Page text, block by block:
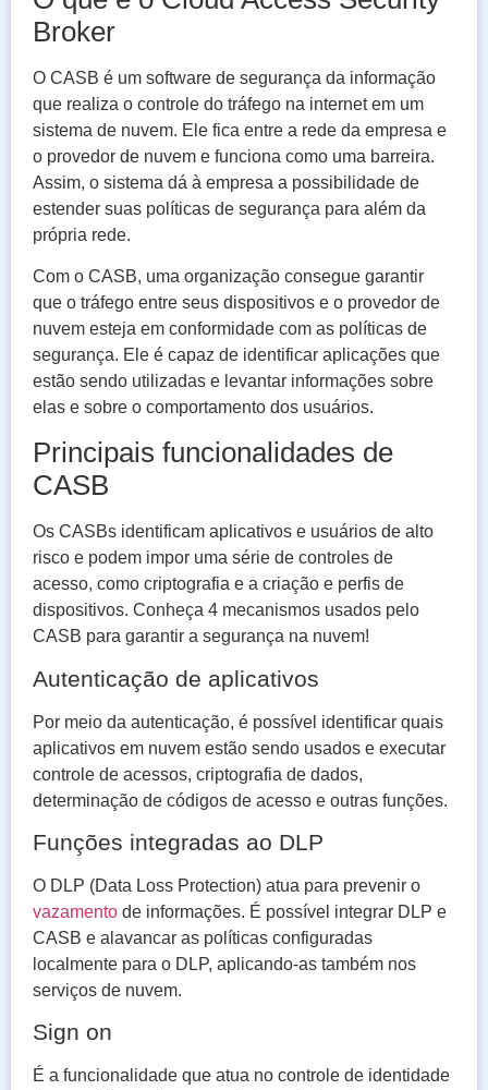
Broker
O CASB é um software de segurança da informação
que realiza o controle do tráfego na internet em um
sistema de nuvem. Ele fica entre a rede da empresa e
o provedor de nuvem e funciona como uma barreira.
Assim, o sistema dá à empresa a possibilidade de
estender suas políticas de segurança para além da
própria rede.
Com o CASB, uma organização consegue garantir
que o tráfego entre seus dispositivos e o provedor de
nuvem esteja em conformidade com as políticas de
segurança. Ele é capaz de identificar aplicações que
estão sendo utilizadas e levantar informações sobre
elas e sobre o comportamento dos usuários.
Principais funcionalidades de
CASB
Os CASBs identificam aplicativos e usuários de alto
risco e podem impor uma série de controles de
acesso, como criptografia e a criação e perfis de
dispositivos. Conheça 4 mecanismos usados pelo
CASB para garantir a segurança na nuvem!
Autenticação de aplicativos
Por meio da autenticação, é possível identificar quais
aplicativos em nuvem estão sendo usados e executar
controle de acessos, criptografia de dados,
determinação de códigos de acesso e outras funções.
Funções integradas ao DLP
O DLP (Data Loss Protection) atua para prevenir o
vazamento de informações. É possível integrar DLP e
CASB e alavancar as políticas configuradas
localmente para o DLP, aplicando-as também nos
serviços de nuvem.
Sign on
É a funcionalidade que atua no controle de identidade